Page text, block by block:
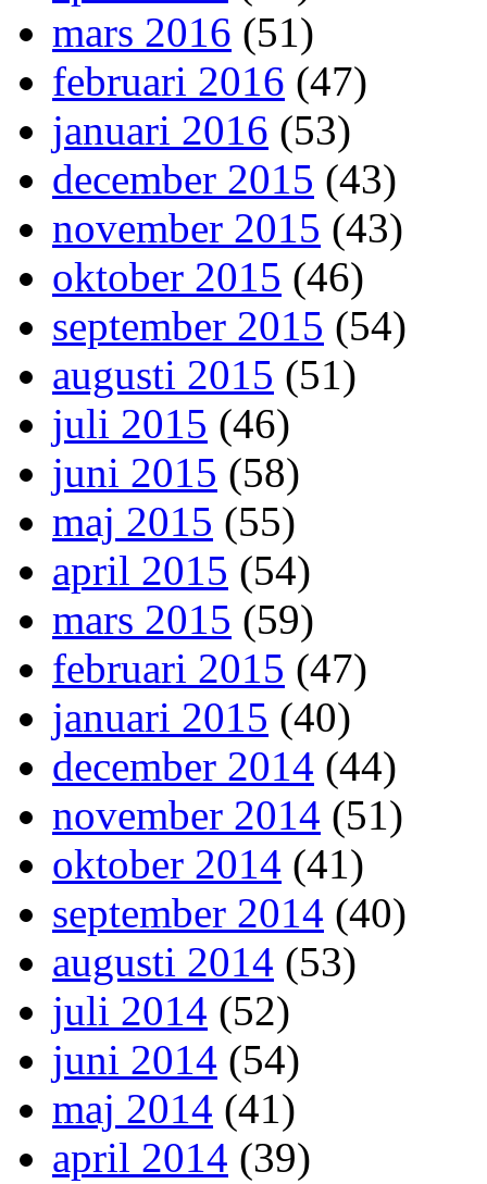
mars 2016 (51)
februari 2016 (47)
januari 2016 (53)
december 2015 (43)
november 2015 (43)
oktober 2015 (46)
september 2015 (54)
augusti 2015 (51)
juli 2015 (46)
juni 2015 (58)
maj 2015 (55)
april 2015 (54)
mars 2015 (59)
februari 2015 (47)
januari 2015 (40)
december 2014 (44)
november 2014 (51)
oktober 2014 (41)
september 2014 (40)
augusti 2014 (53)
juli 2014 (52)
juni 2014 (54)
maj 2014 (41)
april 2014 (39)